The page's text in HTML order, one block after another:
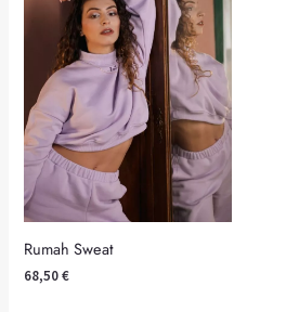
Rumah Sweat
68,50€